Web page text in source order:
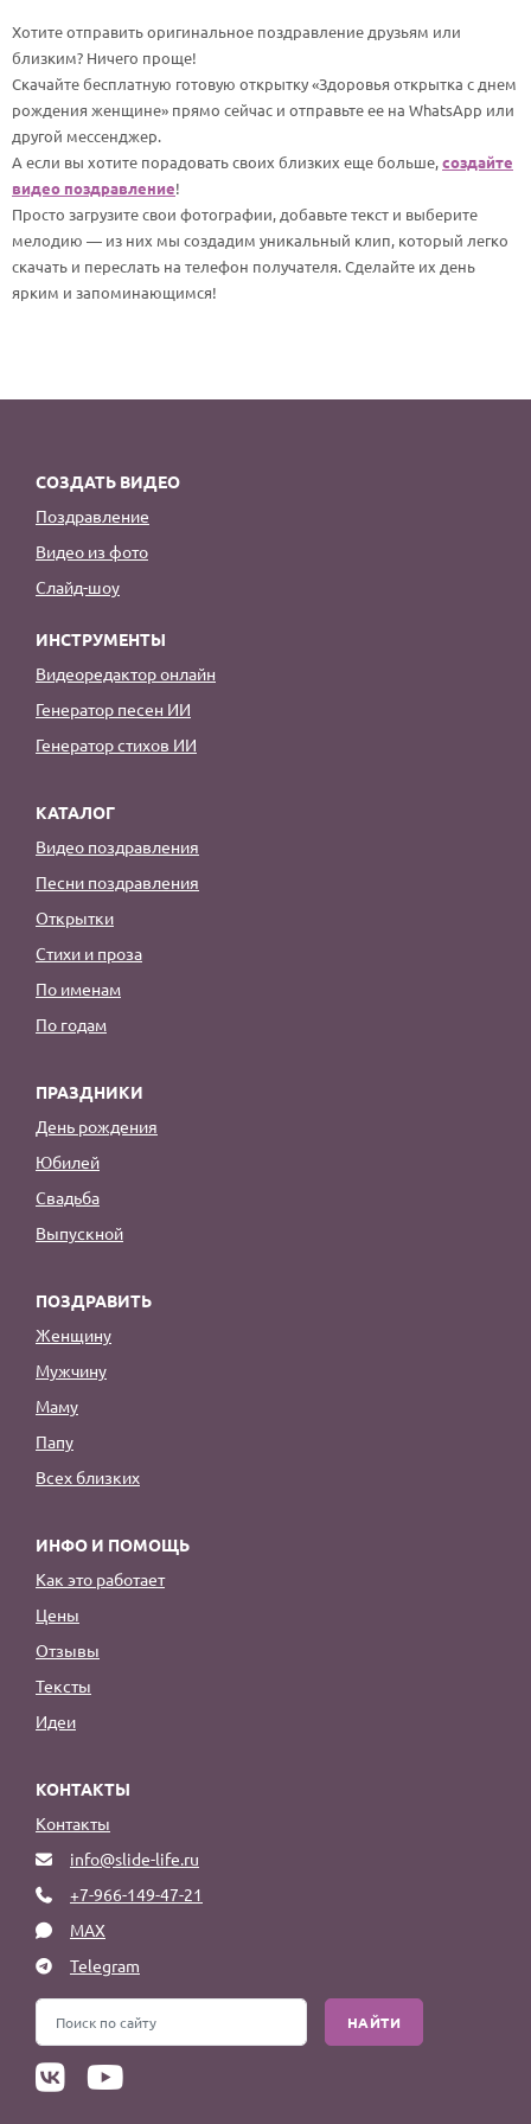
Хотите отправить оригинальное поздравление друзьям или
близким? Ничего проще!
Скачайте бесплатную готовую открытку «Здоровья открытка с днем
рождения женщине» прямо сейчас и отправьте ее на WhatsApp или
другой мессенджер.
А если вы хотите порадовать своих близких еще больше,создайте
видео поздравление!
Просто загрузите свои фотографии, добавьте текст и выберите
мелодию — из них мы создадим уникальный клип, который легко
скачать и переслать на телефон получателя. Сделайте их день
ярким и запоминающимся!
СОЗДАТЬ ВИДЕО
Поздравление
Видео из фото
Слайд-шоу
ИНСТРУМЕНТЫ
Видеоредактор онлайн
Генератор песен ИИ
Генератор стихов ИИ
КАТАЛОГ
Видео поздравления
Песни поздравления
Открытки
Стихи и проза
По именам
По годам
ПРАЗДНИКИ
День рождения
Юбилей
Свадьба
Выпускной
ПОЗДРАВИТЬ
Женщину
Мужчину
Маму
Папу
Всех близких
ИНФО И ПОМОЩЬ
Как это работает
Цены
Отзывы
Тексты
Идеи
КОНТАКТЫ
Контакты
info@slide-life.ru
+7-966-149-47-21
MAX
Telegram
НАЙТИ